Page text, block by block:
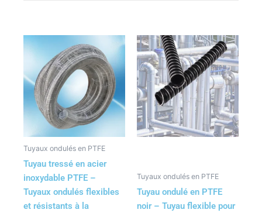
Tuyaux ondulés en PTFE
Tuyau tressé en acier
inoxydable PTFE –
Tuyaux ondulés flexibles
et résistants à la
Tuyaux ondulés en PTFE
Tuyau ondulé en PTFE
noir – Tuyau flexible pour